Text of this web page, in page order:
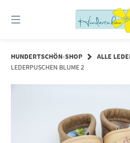
zum
Inhalt
HUNDERTSCHÖN-SHOP
ALLE
LEDERPUSCHEN BLUME 2